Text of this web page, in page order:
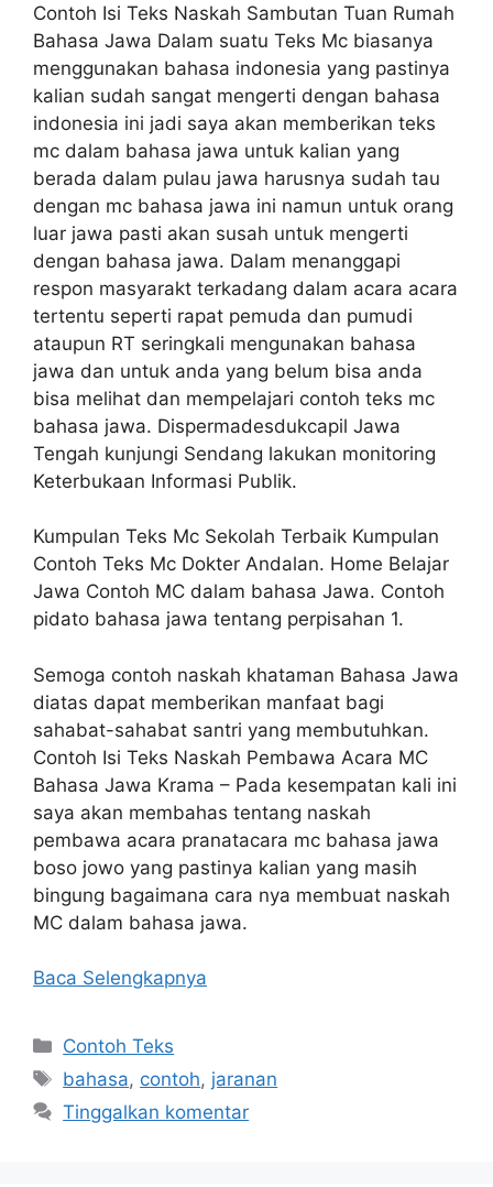
Contoh Isi Teks Naskah Sambutan Tuan Rumah
Bahasa Jawa Dalam suatu Teks Mc biasanya
menggunakan bahasa indonesia yang pastinya
kalian sudah sangat mengerti dengan bahasa
indonesia ini jadi saya akan memberikan teks
mc dalam bahasa jawa untuk kalian yang
berada dalam pulau jawa harusnya sudah tau
dengan mc bahasa jawa ini namun untuk orang
luar jawa pasti akan susah untuk mengerti
dengan bahasa jawa. Dalam menanggapi
respon masyarakt terkadang dalam acara acara
tertentu seperti rapat pemuda dan pumudi
ataupun RT seringkali mengunakan bahasa
jawa dan untuk anda yang belum bisa anda
bisa melihat dan mempelajari contoh teks mc
bahasa jawa. Dispermadesdukcapil Jawa
Tengah kunjungi Sendang lakukan monitoring
Keterbukaan Informasi Publik.
Kumpulan Teks Mc Sekolah Terbaik Kumpulan
Contoh Teks Mc Dokter Andalan. Home Belajar
Jawa Contoh MC dalam bahasa Jawa. Contoh
pidato bahasa jawa tentang perpisahan 1.
Semoga contoh naskah khataman Bahasa Jawa
diatas dapat memberikan manfaat bagi
sahabat-sahabat santri yang membutuhkan.
Contoh Isi Teks Naskah Pembawa Acara MC
Bahasa Jawa Krama – Pada kesempatan kali ini
saya akan membahas tentang naskah
pembawa acara pranatacara mc bahasa jawa
boso jowo yang pastinya kalian yang masih
bingung bagaimana cara nya membuat naskah
MC dalam bahasa jawa.
Baca Selengkapnya
Kategori
Contoh Teks
Tag
bahasa, contoh, jaranan
Tinggalkan komentar